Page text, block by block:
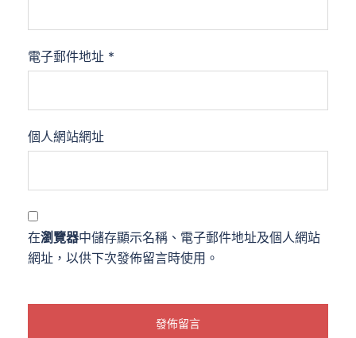
電子郵件地址 *
個人網站網址
在瀏覽器中儲存顯示名稱、電子郵件地址及個人網站
網址，以供下次發佈留言時使用。